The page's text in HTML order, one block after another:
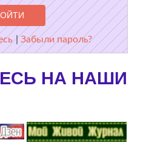
|Забыли пароль?
НА НАШИ